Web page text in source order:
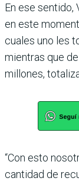
En ese sentido,
en este
cuales uno les
mientras que
millones,
“Con esto
cantidad de